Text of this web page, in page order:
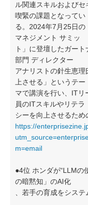
ル関連スキルおよび
喫緊の課題となってい
る。2024年7月25日の
マネジメント サミッ
ト」に登壇したガー
部門 ディレクター
アナリストの針生恵
上させる」というテー
マで講演を行い、ITリ
員のITスキルやリテラ
シーを向上させるため
https://
m=email
●4位 ホンダが“LLMの
の暗黙知」のAI化
、若手の育成をシス